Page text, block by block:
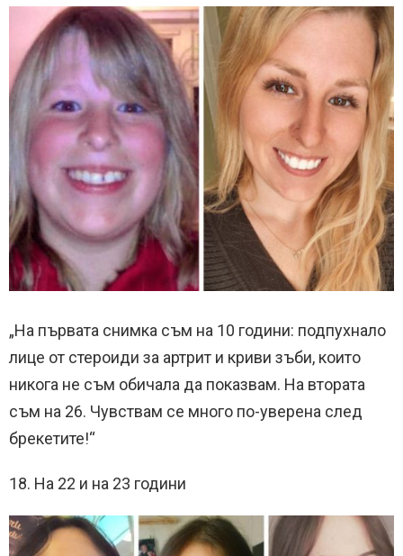
„На първата снимка съм на 10 години: подпухнало
лице от стероиди за артрит и криви зъби, които
никога не съм обичала да показвам. На втората
съм на 26. Чувствам се много по-уверена след
брекетите!“
18. На 22 и на 23 години